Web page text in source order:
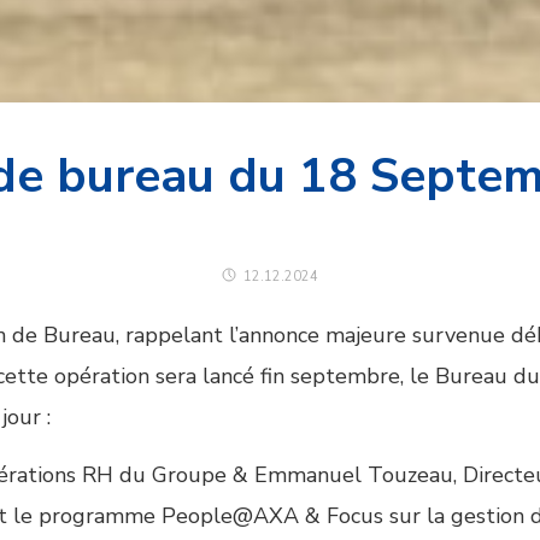
bureau du 18
12.12.2024
Bureau, rappelant l’annonce majeure survenue
opération sera lancé fin septembre, le Bureau du
:
RH du Groupe & Emmanuel Touzeau,
programme People@AXA & Focus sur la